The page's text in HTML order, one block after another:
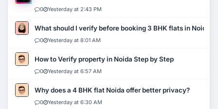
0 Yesterday at 2:43 PM
What should I verify before booking 3 BHK flats in Noida?
0 Yesterday at 8:01 AM
How to Verify property in Noida Step by Step
0 Yesterday at 6:57 AM
Why does a 4 BHK flat Noida offer better privacy?
0 Yesterday at 6:30 AM